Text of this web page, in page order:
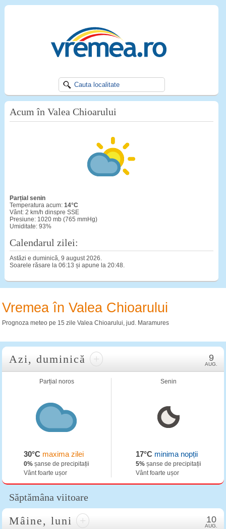
Acum în Valea Chioarului
Parțial senin
Temperatura acum: 14°C
Vânt: 2 km/h dinspre SSE
Presiune: 1020 mb (765 mmHg)
Umiditate: 93%
Calendarul zilei:
Astăzi e duminică, 9 august 2026.
Soarele răsare la 06:13 și apune la 20:48.
Vremea în Valea Chioarului
Prognoza meteo pe 15 zile Valea Chioarului, jud. Maramures
Azi, duminică + 9
AUG.
Parțial noros
30°C maxima zilei
0% șanse de precipitații
Vânt foarte ușor
Senin
17°Cminima nopții
5%șanse de precipitații
Vânt foarte ușor
Săptămâna viitoare
Mâine, luni + 10
AUG.